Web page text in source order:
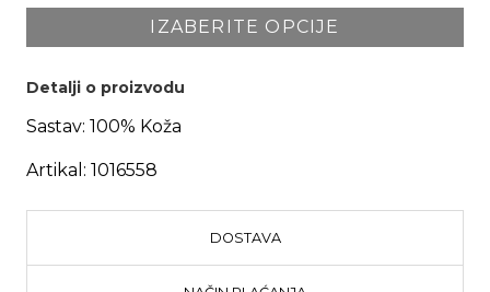
IZABERITE OPCIJE
Detalji o proizvodu
Sastav: 100% Koža
Artikal: 1016558
DOSTAVA